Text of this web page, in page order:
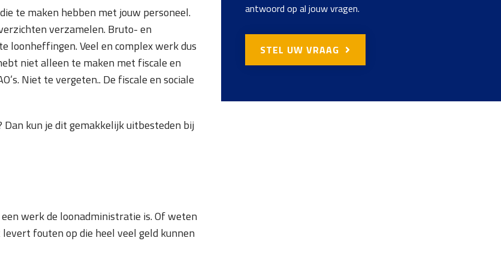
te maken hebben met jouw personeel.
verzamelen. Bruto- en
loonheffingen. Veel en complex werk dus
niet alleen te maken met fiscale en
Niet te vergeten.. De fiscale en sociale
kun je dit gemakkelijk uitbesteden bij
werk de loonadministratie is. Of weten
fouten op die heel veel geld kunnen
antwoord op al jouw vragen.
STEL UW VRAAG